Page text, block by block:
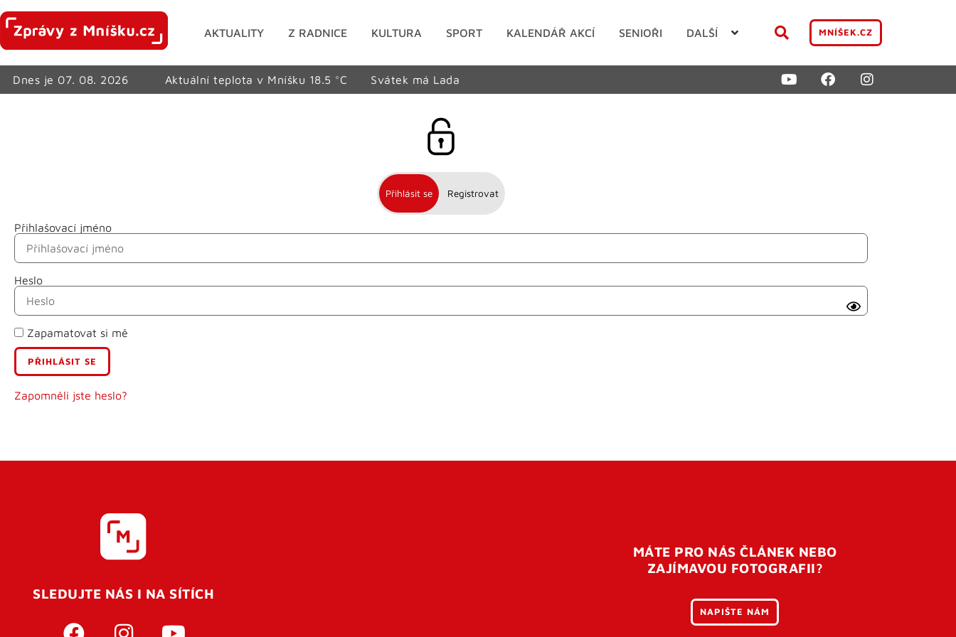
AKTUALITY Z RADNICE KULTURA SPORT KALENDÁŘ AKCÍ SENIOŘI DALŠÍ MNÍŠEK.CZ
Dnes je 07. 08. 2026 Aktuální teplota v Mníšku 18.5 °C Svátek má Lada
Přihlásit se Registrovat
Přihlašovací jméno
Heslo
Zapamatovat si mě
Zapomněli jste heslo?
Jméno
Příjmení
E-mail
Uživatelské jméno
SLEDUJTE NÁS I NA SÍTÍCH
MÁTE PRO NÁS ČLÁNEK NEBO
ZAJÍMAVOU FOTOGRAFII?
NAPIŠTE NÁM